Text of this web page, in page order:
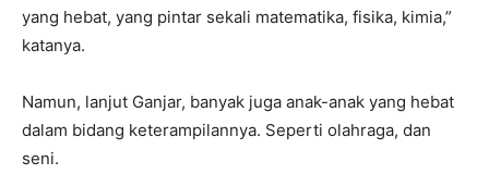
yang hebat, yang pintar sekali matematika, fisika, kimia,”
katanya.
Namun, lanjut Ganjar, banyak juga anak-anak yang hebat
dalam bidang keterampilannya. Seperti olahraga, dan
seni.